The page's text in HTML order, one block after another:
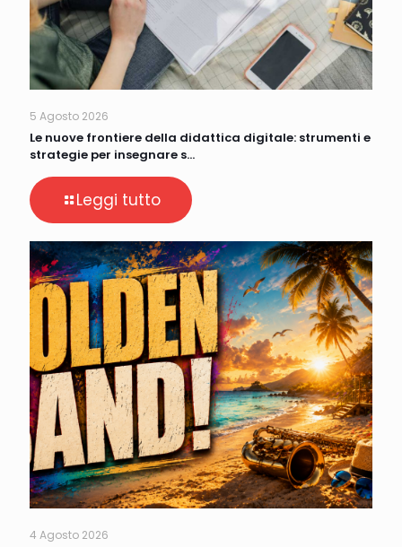
5 Agosto 2026
Le nuove frontiere della didattica digitale: strumenti e
strategie per insegnare s…
Leggi tutto
4 Agosto 2026